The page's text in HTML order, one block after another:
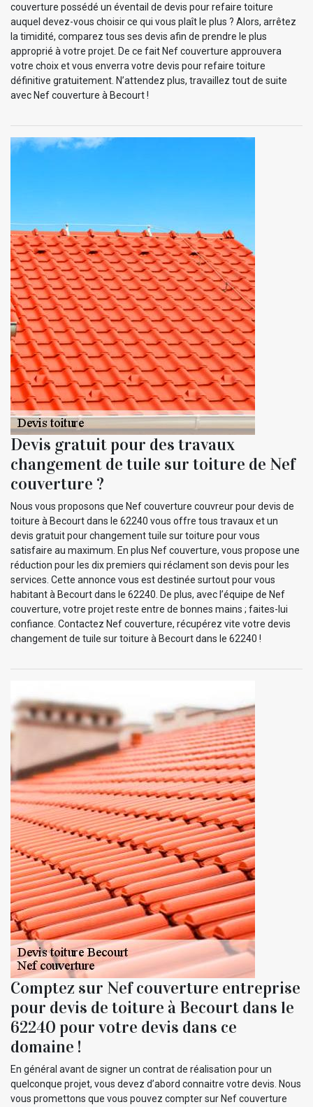
couverture possédé un éventail de devis pour refaire toiture
auquel devez-vous choisir ce qui vous plaît le plus ? Alors, arrêtez
la timidité, comparez tous ses devis afin de prendre le plus
approprié à votre projet. De ce fait Nef couverture approuvera
votre choix et vous enverra votre devis pour refaire toiture
définitive gratuitement. N’attendez plus, travaillez tout de suite
avec Nef couverture à Becourt !
Devis gratuit pour des travaux
changement de tuile sur toiture de Nef
couverture ?
Nous vous proposons que Nef couverture couvreur pour devis de
toiture à Becourt dans le 62240 vous offre tous travaux et un
devis gratuit pour changement tuile sur toiture pour vous
satisfaire au maximum. En plus Nef couverture, vous propose une
réduction pour les dix premiers qui réclament son devis pour les
services. Cette annonce vous est destinée surtout pour vous
habitant à Becourt dans le 62240. De plus, avec l’équipe de Nef
couverture, votre projet reste entre de bonnes mains ; faites-lui
confiance. Contactez Nef couverture, récupérez vite votre devis
changement de tuile sur toiture à Becourt dans le 62240 !
Comptez sur Nef couverture entreprise
pour devis de toiture à Becourt dans le
62240 pour votre devis dans ce
domaine !
En général avant de signer un contrat de réalisation pour un
quelconque projet, vous devez d’abord connaitre votre devis. Nous
vous promettons que vous pouvez compter sur Nef couverture